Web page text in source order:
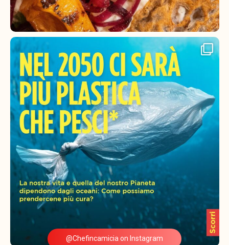
@Chefincamicia on Instagram